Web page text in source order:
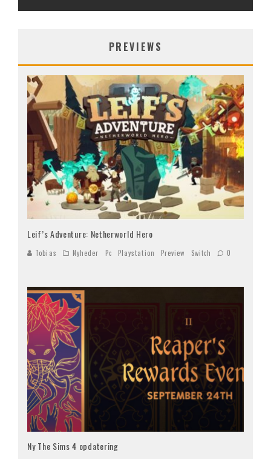
PREVIEWS
Leif’s Adventure: Netherworld Hero
Tobias Nyheder Pc Playstation Preview Switch 0
Ny The Sims 4 opdatering